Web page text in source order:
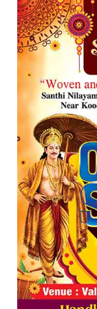
Get In Touch
Twitter
LinkedIn